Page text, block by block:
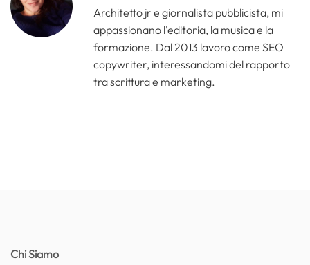
Architetto jr e giornalista pubblicista, mi
appassionano l'editoria, la musica e la
formazione. Dal 2013 lavoro come SEO
copywriter, interessandomi del rapporto
tra scrittura e marketing.
Chi Siamo